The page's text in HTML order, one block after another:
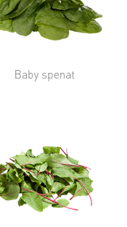
Baby spenat